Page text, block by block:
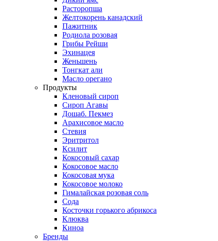
Расторопша
Желтокорень канадский
Пажитник
Родиола розовая
Грибы Рейши
Эхинацея
Женьшень
Тонгкат али
Масло орегано
Продукты
Кленовый сироп
Сироп Агавы
Дошаб. Пекмез
Арахисовое масло
Стевия
Эритритол
Ксилит
Кокосовый сахар
Кокосовое масло
Кокосовая мука
Кокосовое молоко
Гималайская розовая соль
Сода
Косточки горького абрикоса
Клюква
Киноа
Бренды